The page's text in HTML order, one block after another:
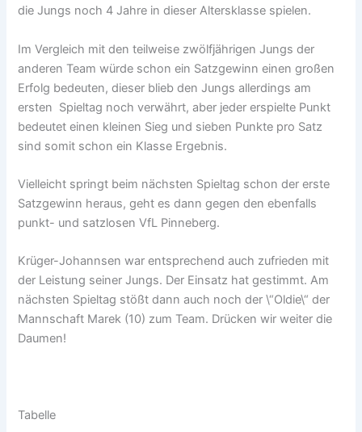
die Jungs noch 4 Jahre in dieser Altersklasse spielen.
Im Vergleich mit den teilweise zwölfjährigen Jungs der
anderen Team würde schon ein Satzgewinn einen großen
Erfolg bedeuten, dieser blieb den Jungs allerdings am
ersten Spieltag noch verwährt, aber jeder erspielte Punkt
bedeutet einen kleinen Sieg und sieben Punkte pro Satz
sind somit schon ein Klasse Ergebnis.
Vielleicht springt beim nächsten Spieltag schon der erste
Satzgewinn heraus, geht es dann gegen den ebenfalls
punkt- und satzlosen VfL Pinneberg.
Krüger-Johannsen war entsprechend auch zufrieden mit
der Leistung seiner Jungs. Der Einsatz hat gestimmt. Am
nächsten Spieltag stößt dann auch noch der \“Oldie\“ der
Mannschaft Marek (10) zum Team. Drücken wir weiter die
Daumen!
Tabelle